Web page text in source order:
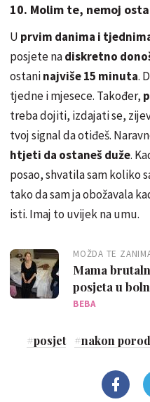
10. Molim te, nemoj
U prvim danima i
posjete nadiskretno
ostaninajviše 15 minuta.
tjedne i mjesece. Također,
treba dojiti, izdajati se,
tvoj signal da otiđeš.
htjeti da ostaneš duže.
posao, shvatila sam koliko
tako da sam ja obožavala
isti. Imaj to uvijek na umu.
MOŽDA TE
Mama
posjeta u
BEBA
#posjet #nakon